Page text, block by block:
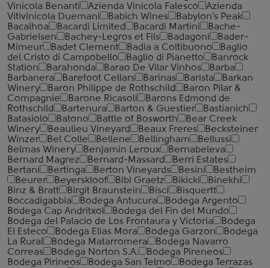
Vinicola Benanti
Azienda Vinicola Falesco
Azienda
Vitivinicola Duemani
Babich Wines
Babylon's Peak
Bacalhoa
Bacardi Limited Bacardi Martini
Bache-
Gabrielsen
Bachey-Legros et Fils Badagoni
Bader-
Mimeur
Badet Clement Badia a Coltibuono
Baglio
del Cristo di Campobello
Baglio di Pianetto
Banrock
Station
Barahonda Barao De Vilar Vinhos
Barba
Barbanera
Barefoot Cellars Barinas Barista
Barkan
Winery
Baron Philippe de Rothschild
Baron Pilar &
Compagnie
Barone Ricasoli
Barons Edmond de
Rothschild
Bartenura Barton & Guestier
Bastianich
Batasiolo
Batono Battle of Bosworth
Bear Creek
Winery
Beaulieu Vineyard Beaux Freres
Becksteiner
Winzer
Bel Colle Bellene Bellingham
Bellussi
Belmas Winery
Benjamin Leroux
Bernabeleva
Bernard Magrez
Bernard-Massard
Berri Estates
Bertani
Bertinga Berton Vineyards Besini
Bestheim
Beurer
Beyerskloof Bibi Graetz Bikicki
Binekhi
Binz & Bratt
Birgit Braunstein Bisci
Bisquertt
Boccadigabbia
Bodega Antucura
Bodega Argento
Bodega Cap Andritxol
Bodega del Fin del Mundo
Bodega del Palacio de Los Frontaura y Victoria
Bodega
El Esteco
Bodega Elias Mora Bodega Garzon
Bodega
La Rural
Bodega Matarromera
Bodega Navarro
Correas
Bodega Norton S.A.
Bodega Pireneos
Bodega Pirineos
Bodega San Telmo
Bodega Terrazas